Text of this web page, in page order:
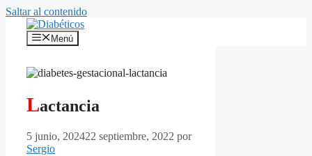
Saltar al contenido
Menú
Lactancia
5 junio, 202422 septiembre, 2022 por
Sergio